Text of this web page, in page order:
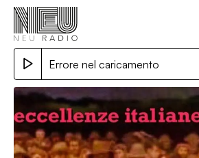
Errore nel caricamento